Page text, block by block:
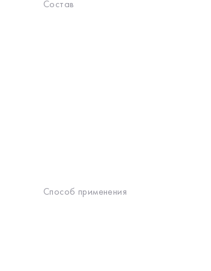
Состав
Способ применения